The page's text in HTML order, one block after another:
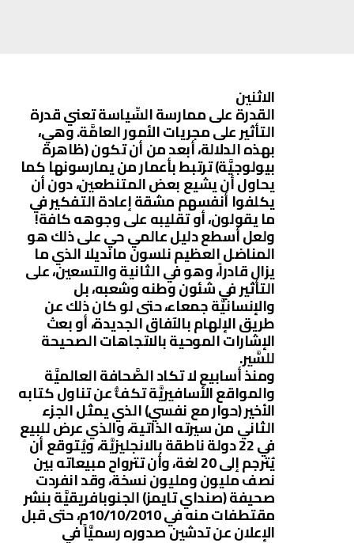
الاثنين
القدرة على ممارسة السِّياسة تعني قدرة
التأثير على مجريات الأمور العامَّة. وهي،
بهذه الدلالة، أبعد من أن تكون (ظاهرة
بيولوجيَّة) ترتبط بأعمار من يمارسونها كما
يحاول أن يشيع بعض المتنطعين، دون أن
يكلفوا أنفسهم مشقة إعادة التفكير في
ما يقولون، أو تقليبه على وجوهه كافة!
ولعل أسطع دليل عالمي حي على ذلك هو
المناضل العظيم نلسون مانديلا الذي ما
يزال قادراً، وهو في الثانية والتسعين، على
التأثير في شئون وطنه وشعبه، بل
والإنسانيَّة جمعاء، حتى لو كان ذلك عن
طريق الإلهام بالآفاق الجديدة، أو بعث
الإشارات الموحية بالاتجاهات الصحيحة
للسَّير.
ومنذ أسابيع لا تكاد الصَّحافة العالميَّة
والمواقع الأسافيريَّة تكفُّ عن تناول كتابه
الأخير (حوار مع نفسي) الذي يمثل الجزء
الثاني من سيرته الذاتية، والذي عرض للبيع
في 22 دولة ناطقة بالانجليزيَّة، ويُتوقع أن
يُترجم إلى 20 لغة، وأن تترواح مبيعاته بين
نصف مليون ومليون نسخة، وقد انفردت
صحيفة (صنداي تايمز) الجنوبافريقيَّة بنشر
مقتطفات منه في 10/10/2010م، حتى قبل
الإعلان عن تدشين صدوره رسميَّاً في